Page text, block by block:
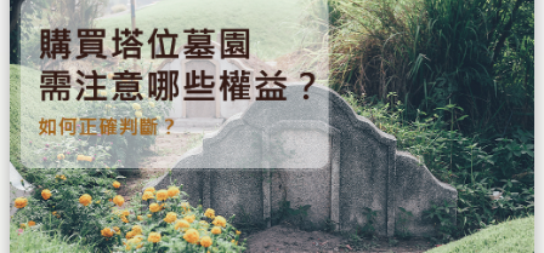
買
塔
位
墓
園
需
注
意